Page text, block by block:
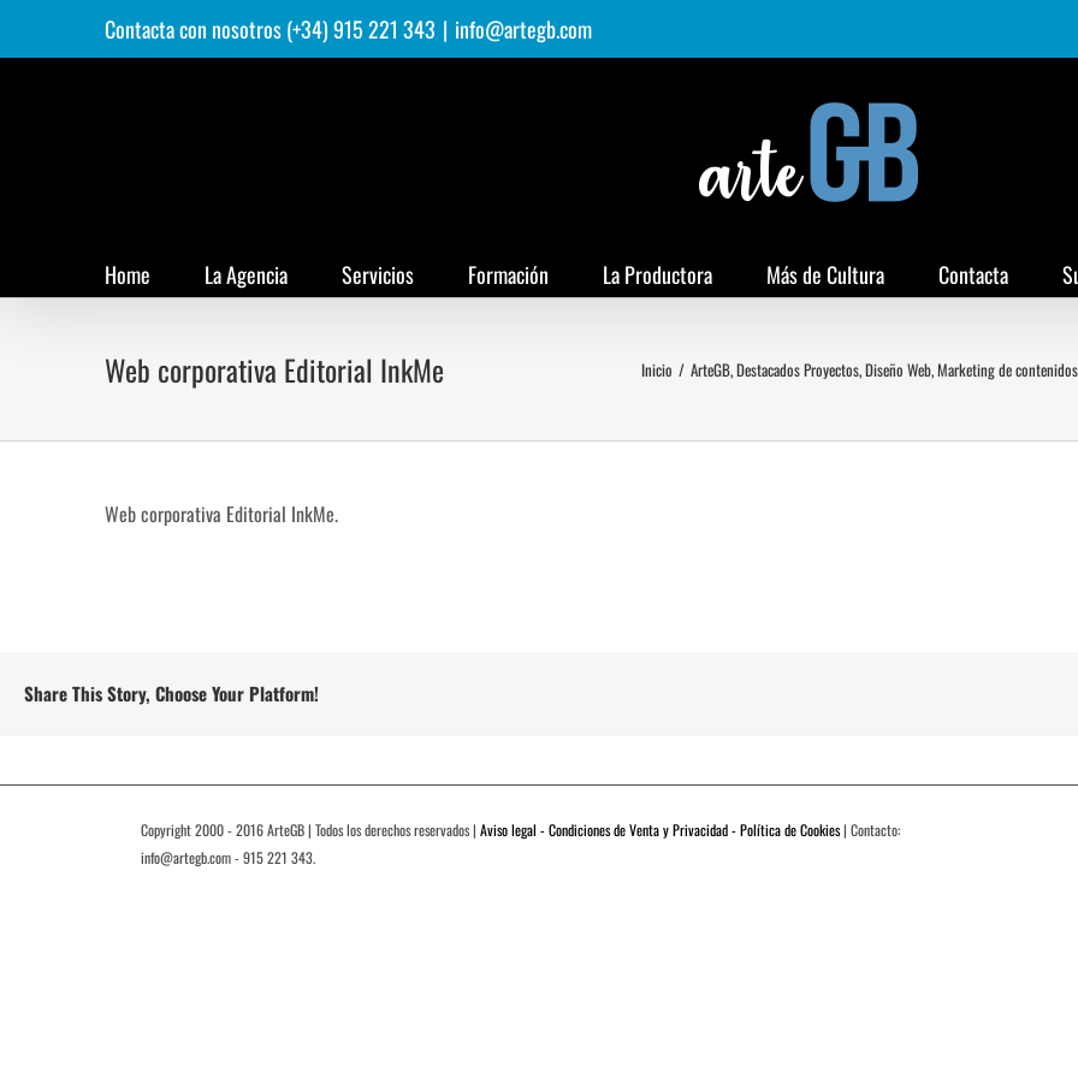
al
Contacta con nosotros (+34) 915 221 343 | info@artegb.com
Home La Agencia Servicios Formación La Productora Más de Cultura Contacta
Web corporativa Editorial InkMe Inicio / ArteGB,Destacados Proyectos,Diseño Web,Marketing de contenidos
Web corporativa Editorial InkMe.
Share This Story, Choose Your Platform!
Copyright 2000 - 2016 ArteGB | Todos los derechos reservados | Aviso legal - Condiciones de Venta y Privacidad - Política de Cookies| Contacto:
info@artegb.com - 915 221 343.